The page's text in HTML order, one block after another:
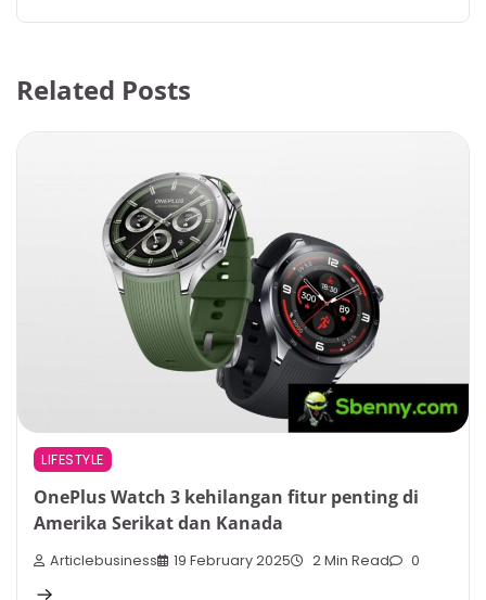
Related Posts
LIFESTYLE
OnePlus Watch 3 kehilangan fitur penting di
Amerika Serikat dan Kanada
Articlebusiness 19 February 2025 2 Min Read 0